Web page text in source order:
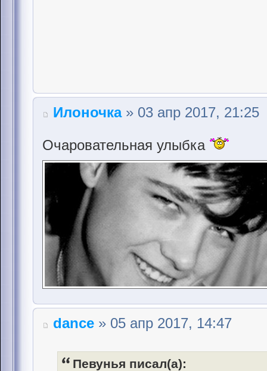
Илоночка» 03 апр 2017, 21:25
Очаровательная улыбка
dance » 05 апр 2017, 14:47
Певунья писал(а):